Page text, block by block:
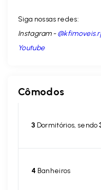
Siga nossas redes:
Instagram -
Youtube
Cômodos
3 Dormitórios, sendo
4 Banheiros